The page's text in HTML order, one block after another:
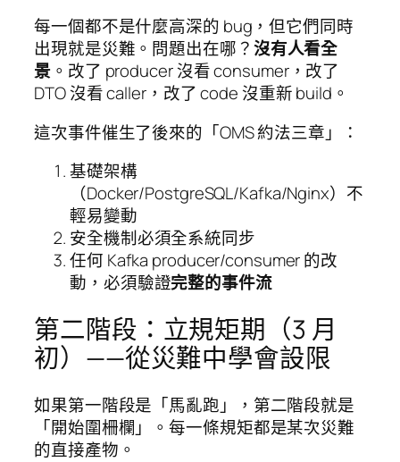
每一個都不是什麼高深的 bug，但它們同時
出現就是災難。問題出在哪？沒有人看全
景。改了 producer 沒看 consumer，改了
DTO 沒看 caller，改了 code 沒重新 build。
這次事件催生了後來的「OMS 約法三章」：
基礎架構
（Docker/PostgreSQL/Kafka/Nginx）不
輕易變動
安全機制必須全系統同步
任何 Kafka producer/consumer 的改
動，必須驗證完整的事件流
第二階段：立規矩期（3 月
初）——從災難中學會設限
如果第一階段是「馬亂跑」，第二階段就是
「開始圍柵欄」。每一條規矩都是某次災難
的直接產物。